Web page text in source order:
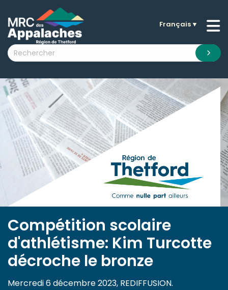
submenu (La MRC )
submenu (Citoyens )
submenu (Visiteurs )
submenu (Nouvelles )
submenu (Documentation )
Français▼
Compétition scolaire
d'athlétisme: Kim Turcotte
décroche le bronze
Mercredi 6 décembre 2023, REDIFFUSION.